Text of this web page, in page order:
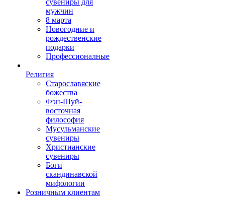
сувениры для
мужчин
8 марта
Новогодние и
рождественские
подарки
Профессионалные
Религия
Старославяские
божества
Фэн-Шуй-
восточная
философия
Мусульманские
сувениры
Христианские
сувениры
Боги
скандинавской
мифологии
Розничным клиентам